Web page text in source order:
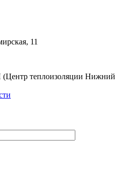
11
теплоизоляции Нижний